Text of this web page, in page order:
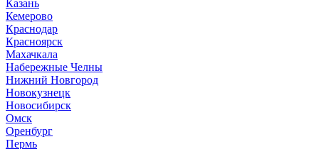
Казань
Кемерово
Краснодар
Красноярск
Махачкала
Набережные Челны
Нижний Новгород
Новокузнецк
Новосибирск
Омск
Оренбург
Пермь